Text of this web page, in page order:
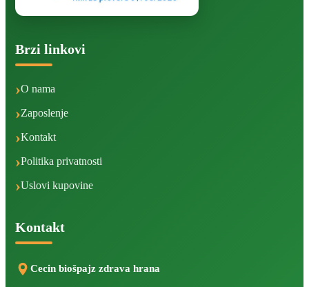
Brzi linkovi
O nama
Zaposlenje
Kontakt
Politika privatnosti
Uslovi kupovine
Kontakt
Cecin biošpajz zdrava hrana